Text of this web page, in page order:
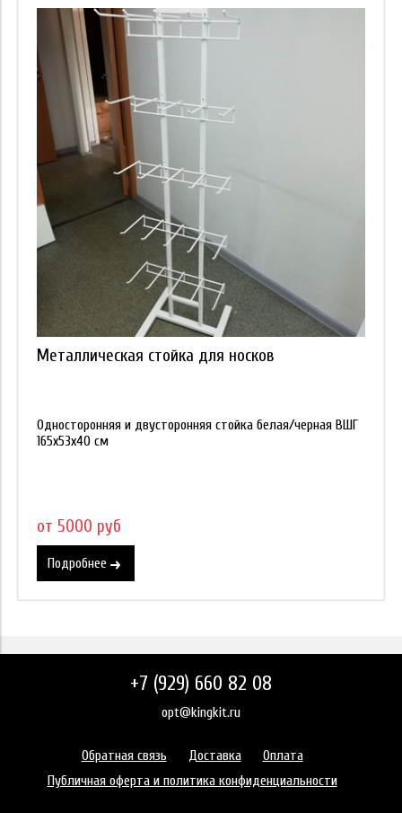
Металлическая стойка для носков
Односторонняя и двусторонняя стойка белая/черная ВШГ
165х53х40 см
от 5000 руб
Подробнее
+7 (929) 660 82 08
opt@kingkit.ru
Обратная связь Доставка
Оплата
Публичная оферта и политика конфиденциальности